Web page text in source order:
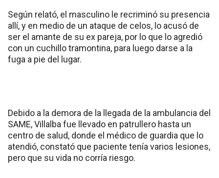
Según relató, el masculino le recriminó su presencia
allí, y en medio de un ataque de celos, lo acusó de
ser el amante de su ex pareja, por lo que lo agredió
con un cuchillo tramontina, para luego darse a la
fuga a pie del lugar.
Debido a la demora de la llegada de la ambulancia del
SAME, Villalba fue llevado en patrullero hasta un
centro de salud, donde el médico de guardia que lo
atendió, constató que paciente tenía varios lesiones,
pero que su vida no corría riesgo.